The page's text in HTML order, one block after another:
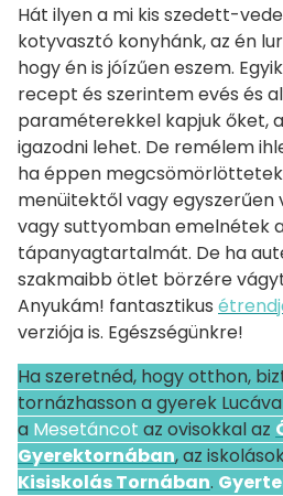
Hát ilyen a mi kis szedett-
kotyvasztó konyhánk, az én
hogy én is jóízűen eszem.
recept és szerintem evés és
paraméterekkel kapjuk őket,
igazodni lehet. De remélem
ha éppen megcsömörlöttetek
menüitektől vagy egyszerűen
vagy suttyomban emelnétek
tápanyagtartalmát. De ha
szakmaibb ötlet börzére
Anyukám! fantasztikus
verziója is. Egészségünkre!
Ha szeretnéd, hogy otthon,
tornázhasson a gyerek
a Mesetáncot az ovisokkal az
Gyerektornában, az
Kisiskolás Tornában.